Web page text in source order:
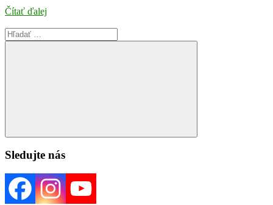
Čítať ďalej
Search
for:
Search
Sledujte nás